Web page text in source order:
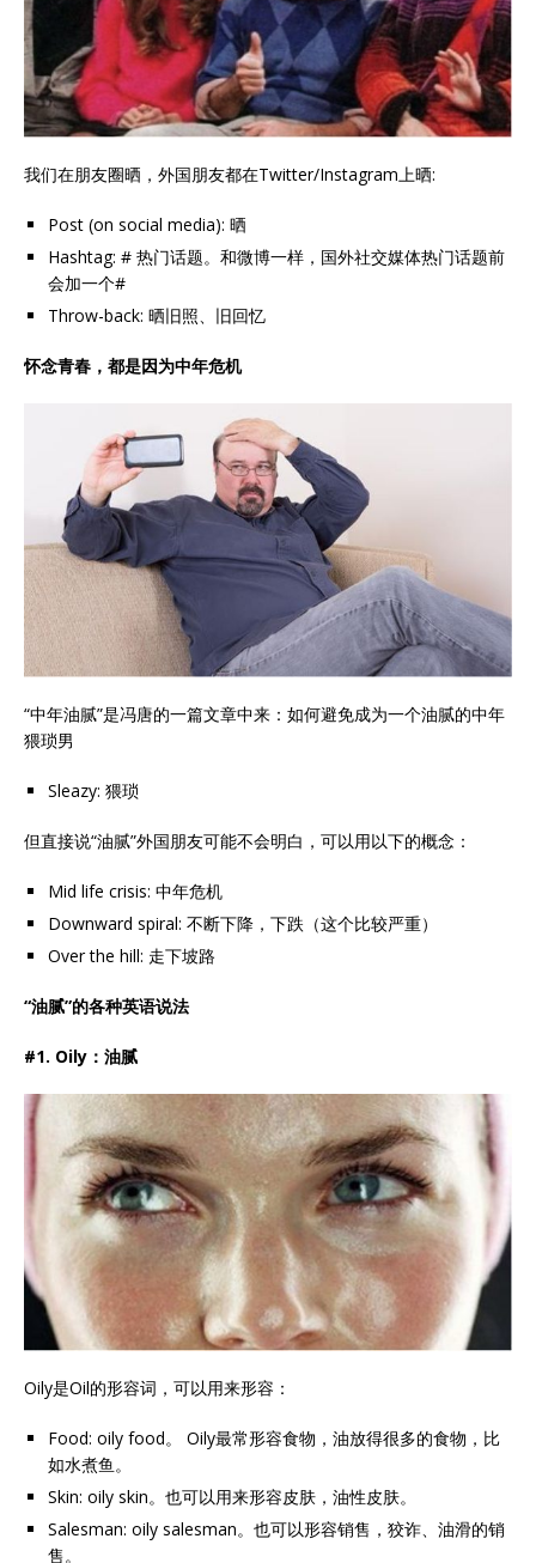
我们在朋友圈晒，外国朋友都在Twitter/Instagram上晒:
Post (on social media): 晒
Hashtag: # 热门话题。和微博一样，国外社交媒体热门话题前
会加一个#
Throw-back: 晒旧照、旧回忆
怀念青春，都是因为中年危机
“中年油腻”是冯唐的一篇文章中来：如何避免成为一个油腻的中年
猥琐男
Sleazy: 猥琐
但直接说“油腻”外国朋友可能不会明白，可以用以下的概念：
Mid life crisis: 中年危机
Downward spiral: 不断下降，下跌（这个比较严重）
Over the hill: 走下坡路
“油腻”的各种英语说法
#1. Oily：油腻
Oily是Oil的形容词，可以用来形容：
Food: oily food。 Oily最常形容食物，油放得很多的食物，比
如水煮鱼。
Skin: oily skin。也可以用来形容皮肤，油性皮肤。
Salesman: oily salesman。也可以形容销售，狡诈、油滑的销
售。